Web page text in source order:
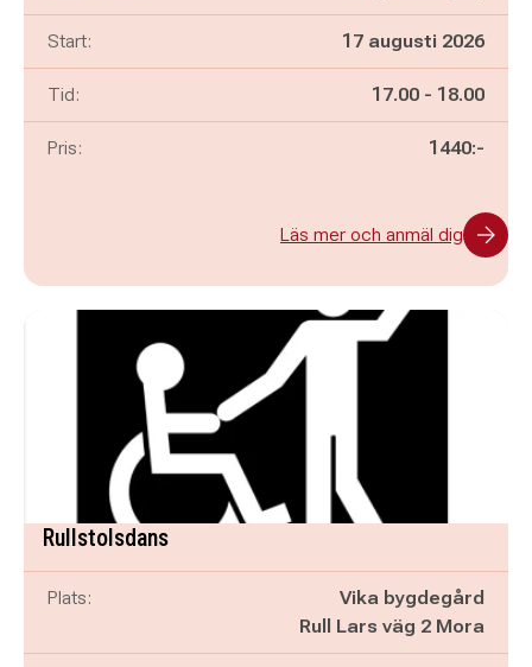
Start: 17 augusti 2026
Tid: Pågår mellan
17.00 - och
18.00
Pris: 1440:-
Läs mer och anmäl dig
Rullstolsdans
Plats:
Vika bygdegård
Rull Lars väg 2 Mora